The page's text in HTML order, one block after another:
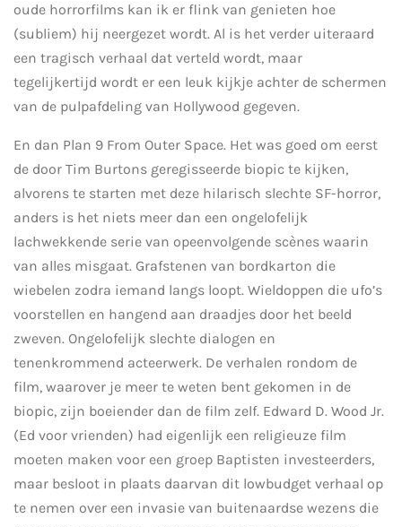
oude horrorfilms kan ik er flink van genieten hoe
(subliem) hij neergezet wordt. Al is het verder uiteraard
een tragisch verhaal dat verteld wordt, maar
tegelijkertijd wordt er een leuk kijkje achter de schermen
van de pulpafdeling van Hollywood gegeven.
En dan Plan 9 From Outer Space. Het was goed om eerst
de door Tim Burtons geregisseerde biopic te kijken,
alvorens te starten met deze hilarisch slechte SF-horror,
anders is het niets meer dan een ongelofelijk
lachwekkende serie van opeenvolgende scènes waarin
van alles misgaat. Grafstenen van bordkarton die
wiebelen zodra iemand langs loopt. Wieldoppen die ufo’s
voorstellen en hangend aan draadjes door het beeld
zweven. Ongelofelijk slechte dialogen en
tenenkrommend acteerwerk. De verhalen rondom de
film, waarover je meer te weten bent gekomen in de
biopic, zijn boeiender dan de film zelf. Edward D. Wood Jr.
(Ed voor vrienden) had eigenlijk een religieuze film
moeten maken voor een groep Baptisten investeerders,
maar besloot in plaats daarvan dit lowbudget verhaal op
te nemen over een invasie van buitenaardse wezens die